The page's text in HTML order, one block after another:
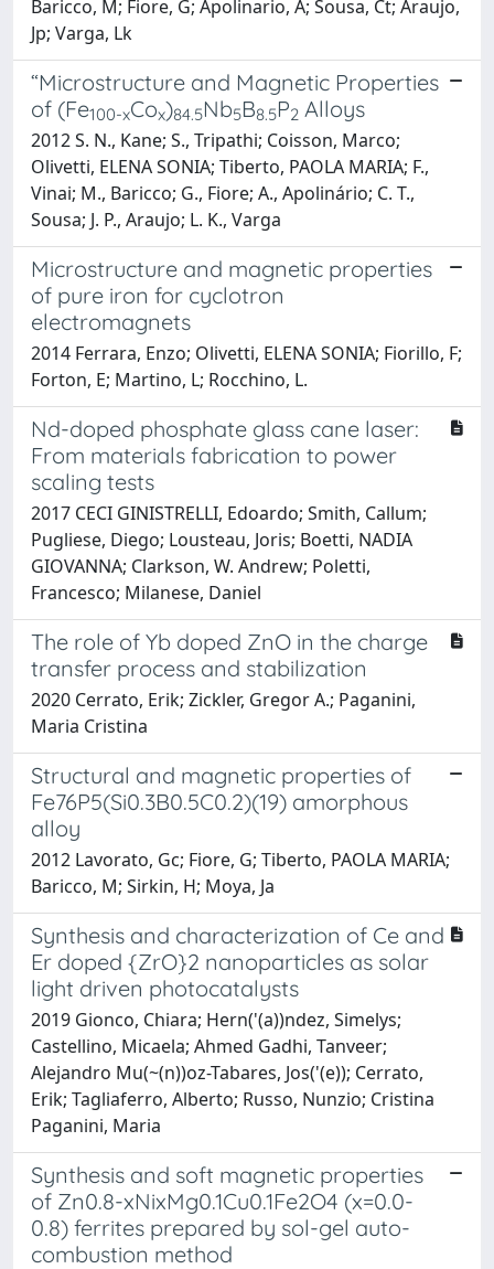
Baricco, M; Fiore, G; Apolinario, A; Sousa, Ct; Araujo,
Jp; Varga, Lk
“Microstructure and Magnetic Properties
of (Fe100-xCox)84.5Nb5B8.5P2 Alloys
2012 S. N., Kane; S., Tripathi; Coisson, Marco;
Olivetti, ELENA SONIA; Tiberto, PAOLA MARIA; F.,
Vinai; M., Baricco; G., Fiore; A., Apolinário; C. T.,
Sousa; J. P., Araujo; L. K., Varga
Microstructure and magnetic properties
of pure iron for cyclotron
electromagnets
2014 Ferrara, Enzo; Olivetti, ELENA SONIA; Fiorillo, F;
Forton, E; Martino, L; Rocchino, L.
Nd-doped phosphate glass cane laser:
From materials fabrication to power
scaling tests
2017 CECI GINISTRELLI, Edoardo; Smith, Callum;
Pugliese, Diego; Lousteau, Joris; Boetti, NADIA
GIOVANNA; Clarkson, W. Andrew; Poletti,
Francesco; Milanese, Daniel
The role of Yb doped ZnO in the charge
transfer process and stabilization
2020 Cerrato, Erik; Zickler, Gregor A.; Paganini,
Maria Cristina
Structural and magnetic properties of
Fe76P5(Si0.3B0.5C0.2)(19) amorphous
alloy
2012 Lavorato, Gc; Fiore, G; Tiberto, PAOLA MARIA;
Baricco, M; Sirkin, H; Moya, Ja
Synthesis and characterization of Ce and
Er doped {ZrO}2 nanoparticles as solar
light driven photocatalysts
2019 Gionco, Chiara; Hern('(a))ndez, Simelys;
Castellino, Micaela; Ahmed Gadhi, Tanveer;
Alejandro Mu(~(n))oz-Tabares, Jos('(e)); Cerrato,
Erik; Tagliaferro, Alberto; Russo, Nunzio; Cristina
Paganini, Maria
Synthesis and soft magnetic properties
of Zn0.8-xNixMg0.1Cu0.1Fe2O4 (x=0.0-
0.8) ferrites prepared by sol-gel auto-
combustion method